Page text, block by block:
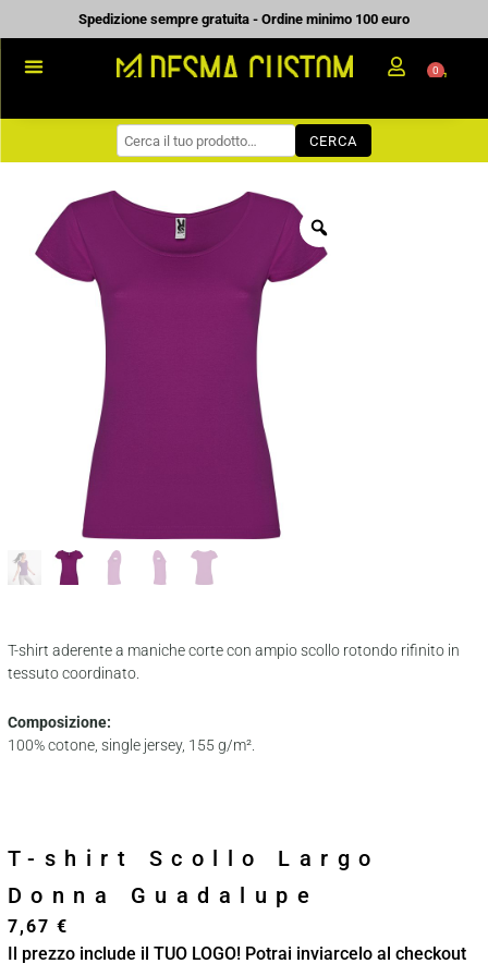
al
contenuto
Spedizione sempre gratuita - Ordine minimo 100 euro
WORKWEAR
COME ORDINARE
PREVENTIVI
CHI SIAMO
0
CERCA
T-shirt aderente a maniche corte con ampio scollo rotondo rifinito in
tessuto coordinato.
Composizione:
100% cotone, single jersey, 155 g/m².
T-shirt Scollo Largo
Donna Guadalupe
7,67 €
Il prezzo include il TUO LOGO! Potrai inviarcelo al checkout